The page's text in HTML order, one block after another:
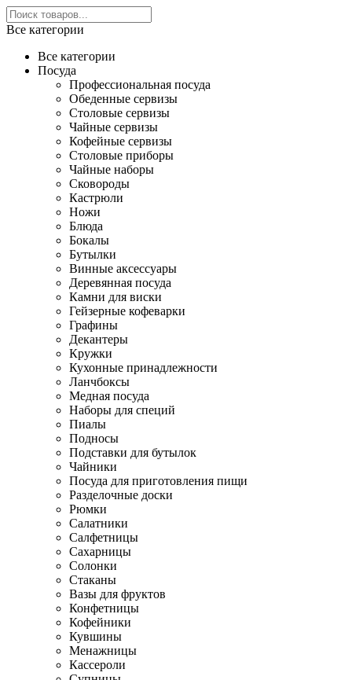
Все категории
Все категории
Посуда
Профессиональная посуда
Обеденные сервизы
Столовые сервизы
Чайные сервизы
Кофейные сервизы
Столовые приборы
Чайные наборы
Сковороды
Кастрюли
Ножи
Блюда
Бокалы
Бутылки
Винные аксессуары
Деревянная посуда
Камни для виски
Гейзерные кофеварки
Графины
Декантеры
Кружки
Кухонные принадлежности
Ланчбоксы
Медная посуда
Наборы для специй
Пиалы
Подносы
Подставки для бутылок
Чайники
Посуда для приготовления пищи
Разделочные доски
Рюмки
Салатники
Салфетницы
Сахарницы
Солонки
Стаканы
Вазы для фруктов
Конфетницы
Кофейники
Кувшины
Менажницы
Кассероли